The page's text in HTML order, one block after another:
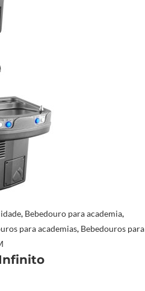
, Bebedouro para academia,
para academias, Bebedouros para